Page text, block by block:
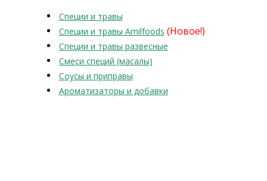
Специи и травы
Специи и травы Amilfoods (Новое!)
Специи и травы развесные
Смеси специй (масалы)
Соусы и приправы
Ароматизаторы и добавки